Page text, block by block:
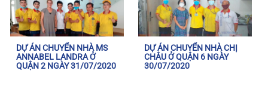
DỰ ÁN CHUYỂN NHÀ MS
ANNABEL LANDRA Ở
QUẬN 2 NGÀY 31/07/2020
DỰ ÁN CHUYỂN NHÀ CHỊ
CHÂU Ở QUẬN 6 NGÀY
30/07/2020